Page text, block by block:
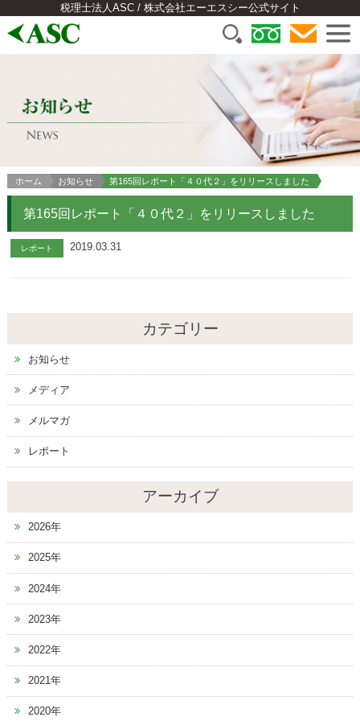
税理士法人ASC / 株式会社エーエスシー公式サイト
ホーム お知らせ 第165回レポート「４０代２」をリリースしました
第165回レポート「４０代２」をリリースしました
レポート 2019.03.31
カテゴリー
お知らせ
メディア
メルマガ
レポート
アーカイブ
2026年
2025年
2024年
2023年
2022年
2021年
2020年